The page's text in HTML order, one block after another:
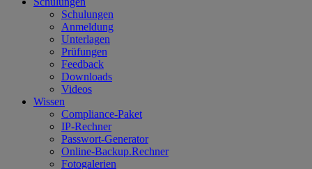
Schulungen
Anmeldung
Unterlagen
Prüfungen
Feedback
Downloads
Videos
Wissen
Compliance-Paket
IP-Rechner
Passwort-Generator
Online-Backup.Rechner
Fotogalerien